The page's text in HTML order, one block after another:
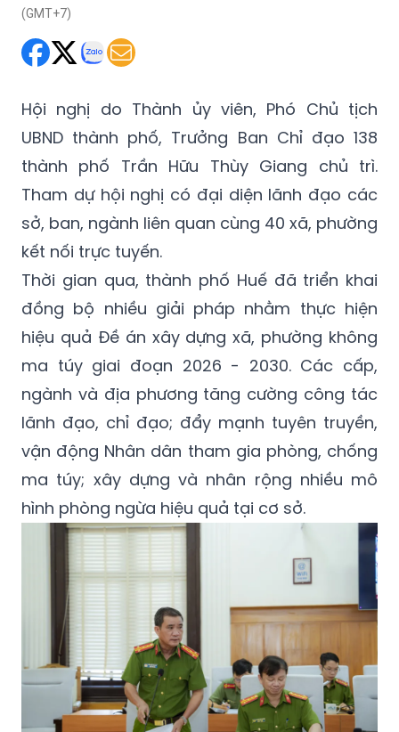
(GMT+7)
Hội nghị do Thành ủy viên, Phó Chủ tịch
UBND thành phố, Trưởng Ban Chỉ đạo 138
thành phố Trần Hữu Thùy Giang chủ trì.
Tham dự hội nghị có đại diện lãnh đạo các
sở, ban, ngành liên quan cùng 40 xã, phường
kết nối trực tuyến.
Thời gian qua, thành phố Huế đã triển khai
đồng bộ nhiều giải pháp nhằm thực hiện
hiệu quả Đề án xây dựng xã, phường không
ma túy giai đoạn 2026 - 2030. Các cấp,
ngành và địa phương tăng cường công tác
lãnh đạo, chỉ đạo; đẩy mạnh tuyên truyền,
vận động Nhân dân tham gia phòng, chống
ma túy; xây dựng và nhân rộng nhiều mô
hình phòng ngừa hiệu quả tại cơ sở.